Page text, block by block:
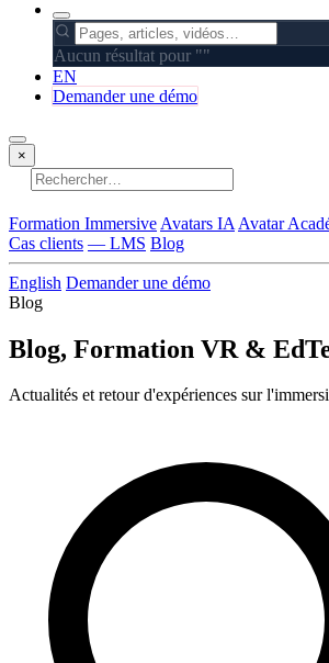
Aucun résultat pour ""
EN
Demander une démo
×
Formation Immersive Avatars IA Avatar
Cas clients — LMS Blog
English Demander une démo
Blog
Blog, Formation VR &
Actualités et retour d'expériences sur